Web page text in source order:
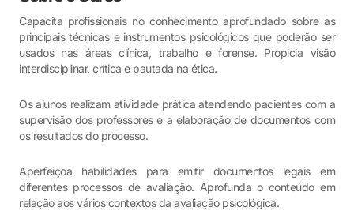
Pesquisa
Extensão
Infraestrutura e Serviços
Inovação
Capacita profissionais no conhecimento aprofundado sobre as
principais técnicas e instrumentos psicológicos que poderão ser
usados nas áreas clínica, trabalho e forense. Propicia visão
interdisciplinar, crítica e pautada na ética.
Os alunos realizam atividade prática atendendo pacientes com a
supervisão dos professores e a elaboração de documentos com
os resultados do processo.
Aperfeiçoa habilidades para emitir documentos legais em
diferentes processos de avaliação. Aprofunda o conteúdo em
relação aos vários contextos da avaliação psicológica.